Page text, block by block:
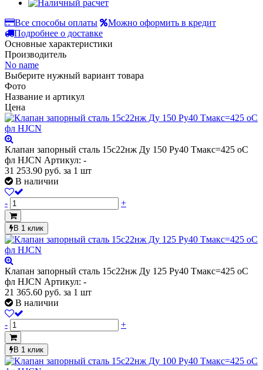
Все способы оплаты
Можно оформить в кредит
Подробнее о доставке
Основные характеристики
Производитель
No name
Выберите нужный вариант товара
Фото
Название и артикул
Цена
Клапан запорный сталь 15с22нж Ду 150 Ру40 Тмакс=425 оС
фл HJCN Артикул: -
31 253.90 руб. за 1 шт
В наличии
- +
В 1 клик
Клапан запорный сталь 15с22нж Ду 125 Ру40 Тмакс=425 оС
фл HJCN Артикул: -
21 365.60 руб. за 1 шт
В наличии
- +
В 1 клик